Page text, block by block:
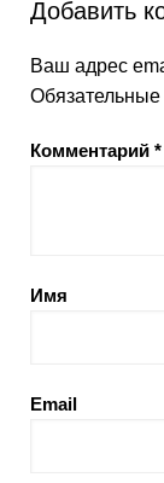
Добавить
Ваш адрес
Комментарий *
Имя
Email